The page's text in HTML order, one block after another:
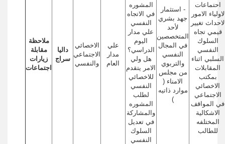
احتماعات
لاولياء الامور
لاحداث تغيير
قيمي تجاه
السلوك
النفسي
السلبي اثناء
المقابلات
بمكتب
الاخصائي
الاجتماعي
في المواقف
الاشكالية
المختلفه
للطالب
- استثمار
جهد بشري
لأحد
المتخصصين
في المجال
النفسي
والتربوي
من مجلس
الامناء (
موارد ذاتيه
)
المشوره
في الاتجاه
النفسي
علي مدار
اليوم
الدراسي؟
هل ولي
الامر يتقدم
للاخصائي
النفسي
لطلب
المشوره
والمشاركة
في تعديل
السلوك
النفسي
علي
مدار
العام
الاخصائي
الاجتماعي
والنفسي
داليا
سراج
ملاحظة
مقابلة
زيارات
اجتماعات